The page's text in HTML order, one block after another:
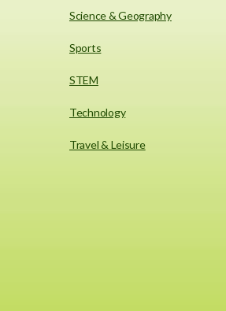
Science & Geography
Sports
STEM
Technology
Travel & Leisure